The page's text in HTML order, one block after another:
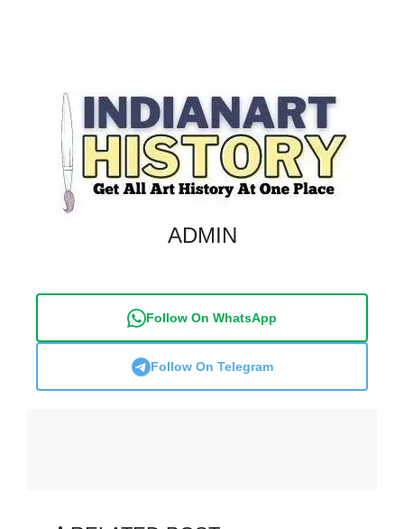
ADMIN
Follow On WhatsApp
Follow On Telegram